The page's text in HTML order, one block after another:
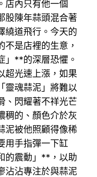
店內只有他一個
股陳年蒜頭混合著
繞道飛行。今天的
不是店裡的生意，
」**的深層恐懼。
超光速上漲，如果
靈魂蒜泥」將難以
、閃耀著不祥光芒
稠的、顏色介於灰
泥被他照顧得像稀
用手指彈一下缸
的震動」**，以助
沾沾專注於與蒜泥